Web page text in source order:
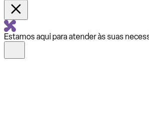
Estamos aqui para atender às suas